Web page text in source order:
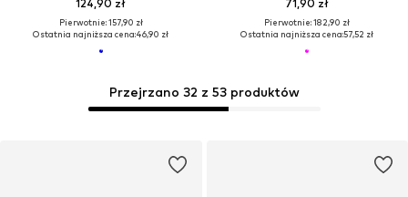
124,90 zł
Pierwotnie: 157,90 zł
Ostatnia najniższa cena:46,90 zł
71,90 zł
Pierwotnie: 182,90 zł
Ostatnia najniższa cena:57,52 zł
Przejrzano 32 z 53 produktów